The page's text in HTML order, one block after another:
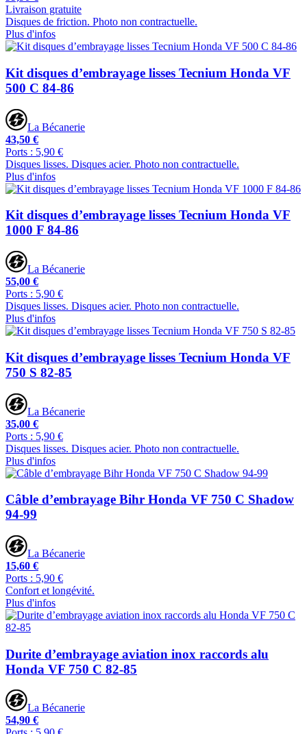
Livraison gratuite
Disques de friction. Photo non contractuelle.
Plus d'infos
Kit disques d’embrayage lisses Tecnium Honda VF
500 C 84-86
La Bécanerie
43,50 €
Ports : 5,90 €
Disques lisses. Disques acier. Photo non contractuelle.
Plus d'infos
Kit disques d’embrayage lisses Tecnium Honda VF
1000 F 84-86
La Bécanerie
55,00 €
Ports : 5,90 €
Disques lisses. Disques acier. Photo non contractuelle.
Plus d'infos
Kit disques d’embrayage lisses Tecnium Honda VF
750 S 82-85
La Bécanerie
35,00 €
Ports : 5,90 €
Disques lisses. Disques acier. Photo non contractuelle.
Plus d'infos
Câble d’embrayage Bihr Honda VF 750 C Shadow
94-99
La Bécanerie
15,60 €
Ports : 5,90 €
Confort et longévité.
Plus d'infos
Durite d’embrayage aviation inox raccords alu
Honda VF 750 C 82-85
La Bécanerie
54,90 €